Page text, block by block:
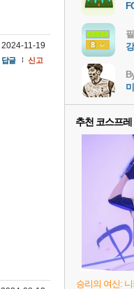
2024-11-19
답글 신고
추천 코스프레
승리의 여신: